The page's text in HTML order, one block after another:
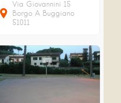
Via Giovannini 15
Borgo A Buggiano
51011